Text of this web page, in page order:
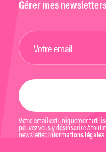
Gérer mes newsletters
Votre email est uniquement
pouvez vous y désinscrire à tout
newsletter. Informations légales